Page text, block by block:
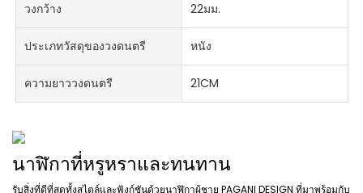
วงกว้าง 22มม.
ประเภทวัสดุของวงดนตรี หนัง
ความยาววงดนตรี 21CM
นาฬิกาที่หรูหราและทนทาน
รับสิ่งที่ดีที่สุดทั้งสไตล์และฟังก์ชันด้วยนาฬิกาผู้ชาย PAGANI DESIGN ที่มาพร้อมกับ